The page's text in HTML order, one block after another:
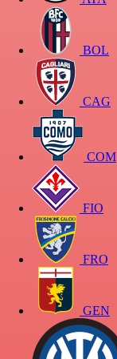
BOL
CAG
COM
FIO
FRO
GEN